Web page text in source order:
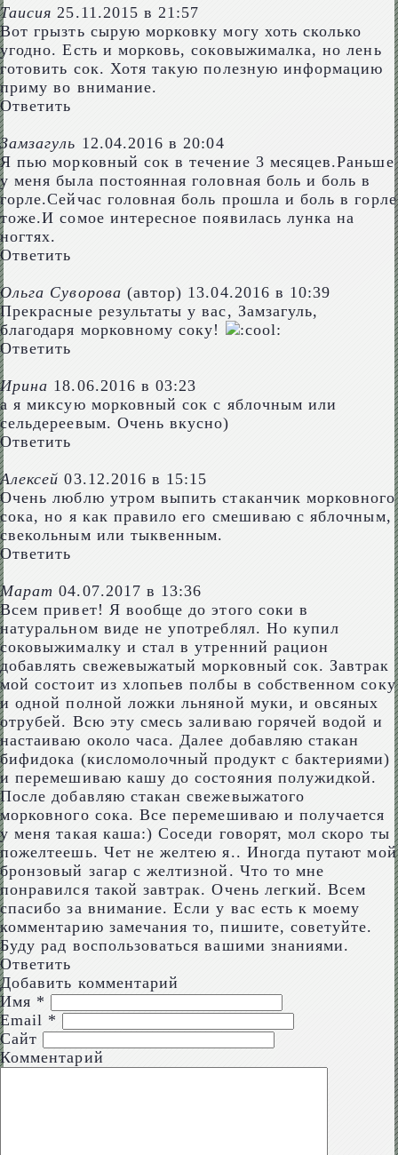
Таисия 25.11.2015 в 21:57
Вот грызть сырую морковку могу хоть сколько
угодно. Есть и морковь, соковыжималка, но лень
готовить сок. Хотя такую полезную информацию
приму во внимание.
Ответить
Замзагуль 12.04.2016 в 20:04
Я пью морковный сок в течение 3 месяцев.Раньше
у меня была постоянная головная боль и боль в
горле.Сейчас головная боль прошла и боль в горле
тоже.И сомое интересное появилась лунка на
ногтях.
Ответить
Ольга Суворова (автор) 13.04.2016 в 10:39
Прекрасные результаты у вас, Замзагуль,
благодаря морковному соку!
Ответить
Ирина 18.06.2016 в 03:23
а я миксую морковный сок с яблочным или
сельдереевым. Очень вкусно)
Ответить
Алексей 03.12.2016 в 15:15
Очень люблю утром выпить стаканчик морковного
сока, но я как правило его смешиваю с яблочным,
свекольным или тыквенным.
Ответить
Марат 04.07.2017 в 13:36
Всем привет! Я вообще до этого соки в
натуральном виде не употреблял. Но купил
соковыжималку и стал в утренний рацион
добавлять свежевыжатый морковный сок. Завтрак
мой состоит из хлопьев полбы в собственном соку
и одной полной ложки льняной муки, и овсяных
отрубей. Всю эту смесь заливаю горячей водой и
настаиваю около часа. Далее добавляю стакан
бифидока (кисломолочный продукт с бактериями)
и перемешиваю кашу до состояния полужидкой.
После добавляю стакан свежевыжатого
морковного сока. Все перемешиваю и получается
у меня такая каша:) Соседи говорят, мол скоро ты
пожелтеешь. Чет не желтею я.. Иногда путают мой
бронзовый загар с желтизной. Что то мне
понравился такой завтрак. Очень легкий. Всем
спасибо за внимание. Если у вас есть к моему
комментарию замечания то, пишите, советуйте.
Буду рад воспользоваться вашими знаниями.
Ответить
Добавить комментарий
Имя *
Email *
Сайт
Комментарий